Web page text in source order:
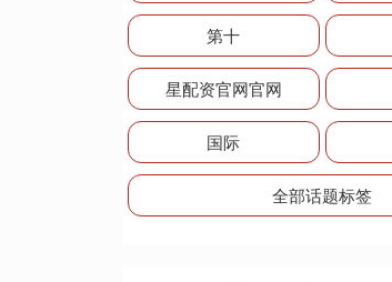
第十
星配资官网官网
国际
全部话题标签